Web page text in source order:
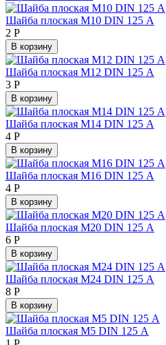
Шайба плоская М10 DIN 125 А
2 Р
В корзину
Шайба плоская М12 DIN 125 А
3 Р
В корзину
Шайба плоская М14 DIN 125 А
4 Р
В корзину
Шайба плоская М16 DIN 125 А
4 Р
В корзину
Шайба плоская М20 DIN 125 А
6 Р
В корзину
Шайба плоская М24 DIN 125 А
8 Р
В корзину
Шайба плоская М5 DIN 125 А